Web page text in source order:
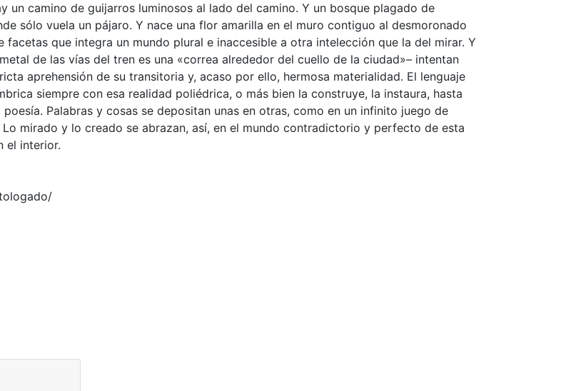
un camino de guijarros luminosos al lado del camino. Y un bosque plagado de
sólo vuela un pájaro. Y nace una flor amarilla en el muro contiguo al desmoronado
que integra un mundo plural e inaccesible a otra intelección que la del mirar. Y
de las vías del tren es una «correa alrededor del cuello de la ciudad»– intentan
aprehensión de su transitoria y, acaso por ello, hermosa materialidad. El lenguaje
siempre con esa realidad poliédrica, o más bien la construye, la instaura, hasta
Palabras y cosas se depositan unas en otras, como en un infinito juego de
mirado y lo creado se abrazan, así, en el mundo contradictorio y perfecto de esta
el interior.